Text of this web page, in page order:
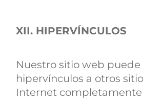
XII. HIPERVÍNCULOS
Nuestro sitio web
hipervínculos a otros
Internet completamente